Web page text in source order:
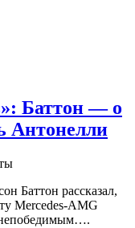
Баттон — о
Антонелли
Баттон рассказал,
Mercedes-AMG